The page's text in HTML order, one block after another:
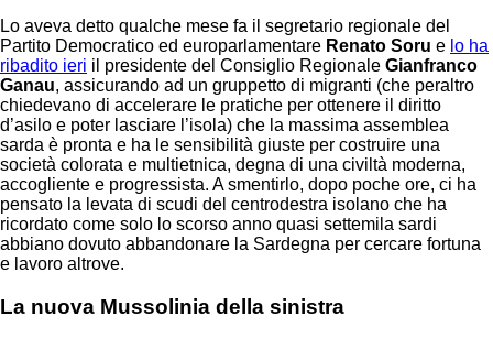
Lo aveva detto qualche mese fa il segretario regionale del
Partito Democratico ed europarlamentare Renato Soru e lo ha
ribadito ieri il presidente del Consiglio Regionale Gianfranco
Ganau, assicurando ad un gruppetto di migranti (che peraltro
chiedevano di accelerare le pratiche per ottenere il diritto
d’asilo e poter lasciare l’isola) che la massima assemblea
sarda è pronta e ha le sensibilità giuste per costruire una
società colorata e multietnica, degna di una civiltà moderna,
accogliente e progressista. A smentirlo, dopo poche ore, ci ha
pensato la levata di scudi del centrodestra isolano che ha
ricordato come solo lo scorso anno quasi settemila sardi
abbiano dovuto abbandonare la Sardegna per cercare fortuna
e lavoro altrove.
La nuova Mussolinia della sinistra